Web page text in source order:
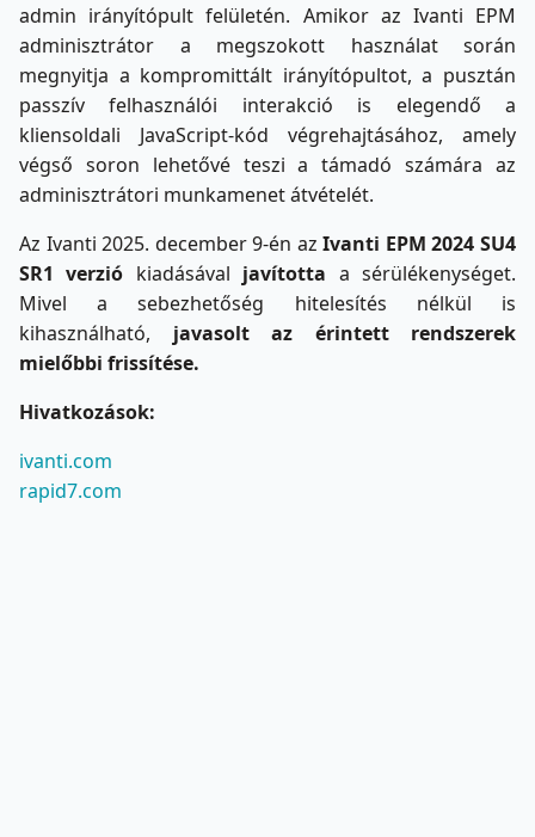
admin irányítópult felületén. Amikor az Ivanti EPM
adminisztrátor a megszokott használat során
megnyitja a kompromittált irányítópultot, a pusztán
passzív felhasználói interakció is elegendő a
kliensoldali JavaScript‑kód végrehajtásához, amely
végső soron lehetővé teszi a támadó számára az
adminisztrátori munkamenet átvételét.
Az Ivanti 2025. december 9-én azIvanti EPM 2024 SU4
SR1 verzió kiadásával javította a sérülékenységet.
Mivel a sebezhetőség hitelesítés nélkül is
kihasználható, javasolt az érintett rendszerek
mielőbbi frissítése.
Hivatkozások:
ivanti.com
rapid7.com